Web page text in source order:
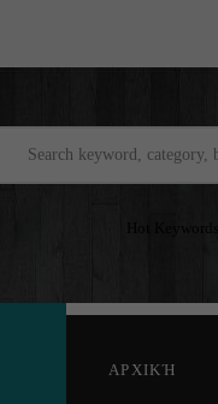
Hot Keywords:
ΑΡΧΙΚΉ